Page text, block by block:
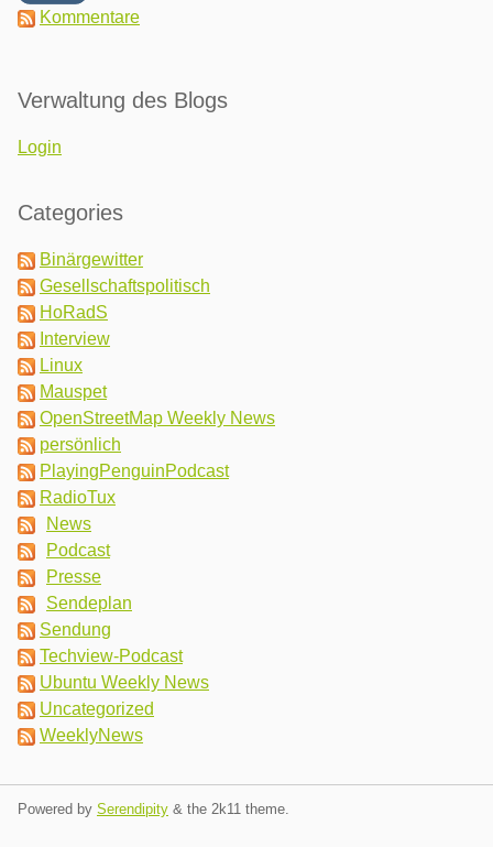
Kommentare
Verwaltung des Blogs
Login
Categories
Binärgewitter
Gesellschaftspolitisch
HoRadS
Interview
Linux
Mauspet
OpenStreetMap Weekly News
persönlich
PlayingPenguinPodcast
RadioTux
News
Podcast
Presse
Sendeplan
Sendung
Techview-Podcast
Ubuntu Weekly News
Uncategorized
WeeklyNews
Powered by Serendipity & the 2k11 theme.